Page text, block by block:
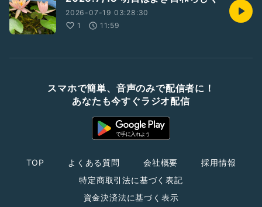
2026-07-19 03:28:30
1
11:59
スマホで簡単、音声のみで配信者に！
あなたも今すぐラジオ配信
TOP よくある質問 会社概要
採用情報
特定商取引法に基づく表記
資金決済法に基づく表示